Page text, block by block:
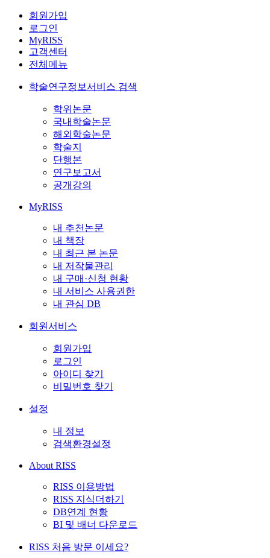
회원가입
로그인
MyRISS
고객센터
전체메뉴
학술연구정보서비스 검색
학위논문
국내학술논문
해외학술논문
학술지
단행본
연구보고서
공개강의
MyRISS
내 추천논문
내 책장
내 최근 본 논문
내 저작물관리
내 구매·신청 현황
내 서비스 사용권한
내 관심 DB
회원서비스
회원가입
로그인
아이디 찾기
비밀번호 찾기
설정
내 정보
검색환경설정
About RISS
RISS 이용방법
RISS 지식더하기
DB연계 현황
BI 및 배너 다운로드
RISS 처음 방문 이세요?